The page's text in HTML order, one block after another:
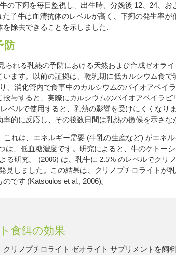
の下痢を毎日監視し、出生時、分娩後 12、24、
子牛は血清抗体のレベルが高く、下痢の発生率
を除去できることを示しました.
防
られる乳熱の予防における天然および合成ゼオラ
ます。以前の証拠は、乾乳期に低カルシウム食
、消化管内で食事中のカルシウムのバイオアベイ
与すると、実際にカルシウムのバイオアベイラ
ベルで使用すると、乳熱の影響を受けにくくなり
的に反応し、その後数日間は乳熱の徴候を示さな
れは、エネルギー需要 (牛乳の生産など) がエネ
は、低血糖濃度です。研究によると、牛のケトー
る研究。 (2006) は、乳牛に 2.5% のレベルでク
見しました。この結果は、クリノプチロライトが
です (Katsoulos et al., 2006)。
食餌の効果
リノプチロライト ゼオライト サプリメントを